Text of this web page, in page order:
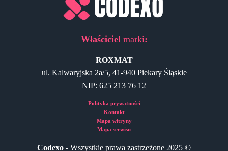
Właściciel marki:
ROXMAT
ul. Kalwaryjska 2a/5, 41-940 Piekary Śląskie
NIP: 625 213 76 12
Polityka prywatności
Kontakt
Mapa witryny
Mapa serwisu
Codexo - Wszystkie prawa zastrzeżone 2025 ©